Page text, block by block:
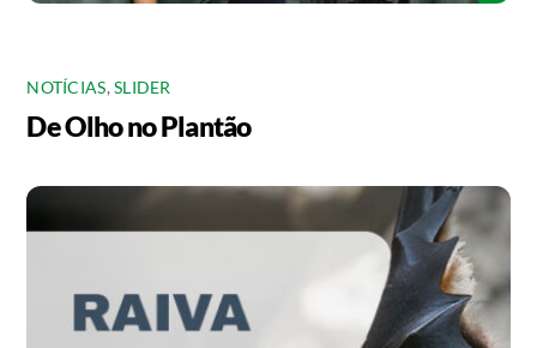
NOTÍCIAS,SLIDER
De Olho no Plantão